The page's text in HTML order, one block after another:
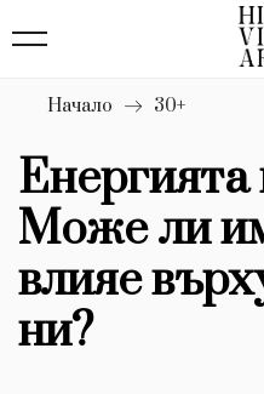
Бизнес
Мода
Dialogue
Изкуство
4340
Красота
777
Начало 30+
Може ли
влияе
ни?